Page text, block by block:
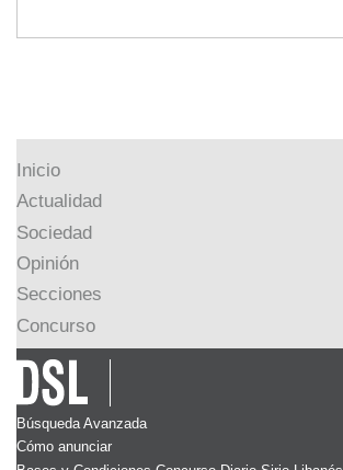
Inicio
Actualidad
Sociedad
Opinión
Secciones
Concurso
Búsqueda Avanzada
Cómo anunciar